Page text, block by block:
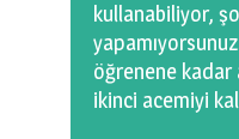
kullanabiliyor,
öğrenene kadar
ikinci acemiyi